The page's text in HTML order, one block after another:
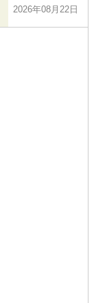
2026年08月22日